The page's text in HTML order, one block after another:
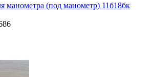
манометра (под манометр) 11б18бк